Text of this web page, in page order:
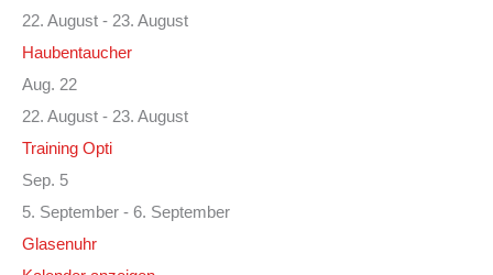
22. August - 23. August
Haubentaucher
Aug. 22
22. August - 23. August
Training Opti
Sep. 5
5. September - 6. September
Glasenuhr